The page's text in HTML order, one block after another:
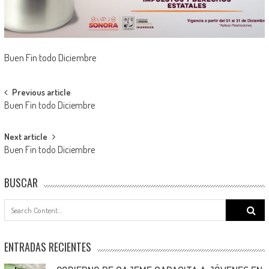
Buen Fin todo Diciembre
Post
navigation
Previous article
Buen Fin todo Diciembre
Next article
Buen Fin todo Diciembre
BUSCAR
Search
for:
ENTRADAS RECIENTES